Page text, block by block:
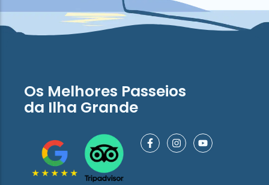
Os Melhores Passeios
da Ilha Grande